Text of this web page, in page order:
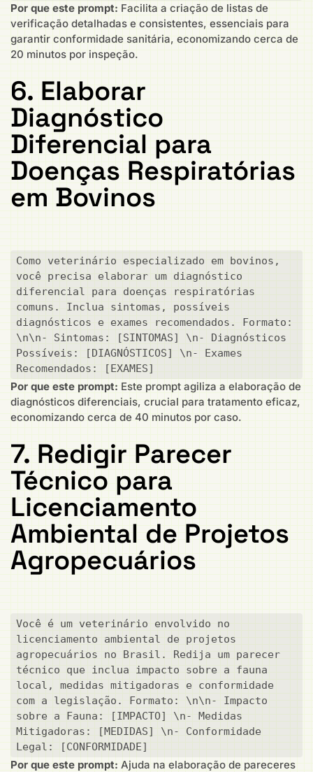
Por que este prompt: Facilita a criação de listas de
verificação detalhadas e consistentes, essenciais para
garantir conformidade sanitária, economizando cerca de
20 minutos por inspeção.
6. Elaborar
Diagnóstico
Diferencial para
Doenças Respiratórias
em Bovinos
Como veterinário especializado em bovinos,
você precisa elaborar um diagnóstico
diferencial para doenças respiratórias
comuns. Inclua sintomas, possíveis
diagnósticos e exames recomendados. Formato:
\n\n- Sintomas: [SINTOMAS] \n- Diagnósticos
Possíveis: [DIAGNÓSTICOS] \n- Exames
Recomendados: [EXAMES]
Por que este prompt: Este prompt agiliza a elaboração de
diagnósticos diferenciais, crucial para tratamento eficaz,
economizando cerca de 40 minutos por caso.
7. Redigir Parecer
Técnico para
Licenciamento
Ambiental de Projetos
Agropecuários
Você é um veterinário envolvido no
licenciamento ambiental de projetos
agropecuários no Brasil. Redija um parecer
técnico que inclua impacto sobre a fauna
local, medidas mitigadoras e conformidade
com a legislação. Formato: \n\n- Impacto
sobre a Fauna: [IMPACTO] \n- Medidas
Mitigadoras: [MEDIDAS] \n- Conformidade
Legal: [CONFORMIDADE]
Por que este prompt: Ajuda na elaboração de pareceres